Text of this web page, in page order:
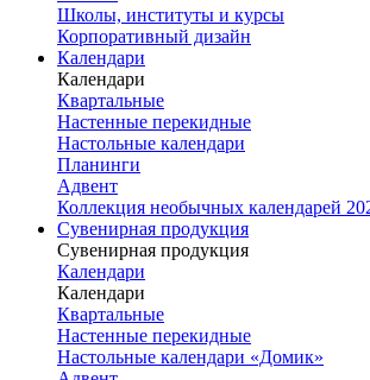
Школы, институты и курсы
Корпоративный дизайн
Календари
Календари
Квартальные
Настенные перекидные
Настольные календари
Планинги
Адвент
Коллекция необычных календарей
Сувенирная продукция
Сувенирная продукция
Календари
Календари
Квартальные
Настенные перекидные
Настольные календари «Домик»